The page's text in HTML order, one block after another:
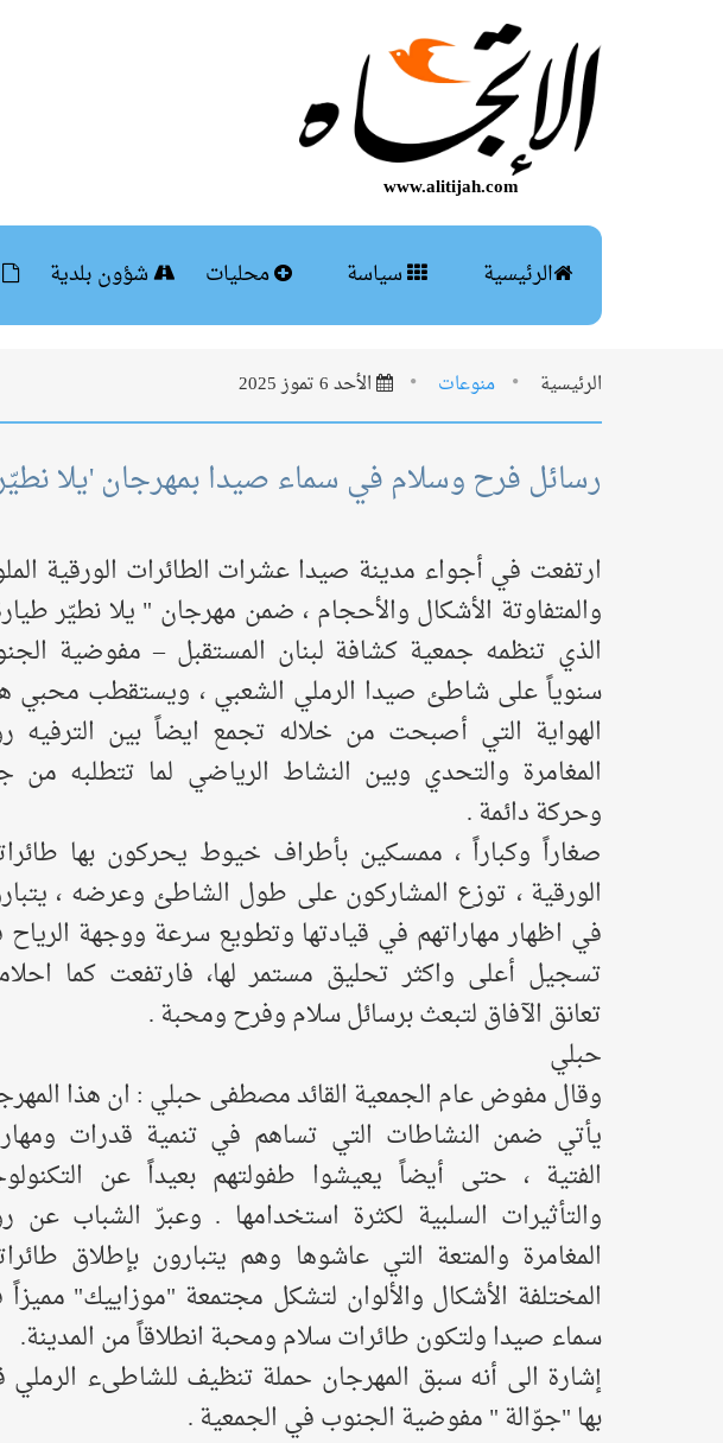
www.alitijah.com
الرئيسية سياسة محليات شؤون بلدية
الرئيسية منوعات الأحد 6 تموز 2025
رسائل فرح وسلام في سماء صيدا بمهرجان 'يلا نطيّر
ارتفعت في أجواء مدينة صيدا عشرات الطائرات الورقية
والمتفاوتة الأشكال والأحجام ، ضمن مهرجان " يلا نطيّر
الذي تنظمه جمعية كشافة لبنان المستقبل – مفوضية
سنوياً على شاطئ صيدا الرملي الشعبي ، ويستقطب محبي
الهواية التي أصبحت من خلاله تجمع ايضاً بين الترفيه
المغامرة والتحدي وبين النشاط الرياضي لما تتطلبه من
وحركة دائمة .
صغاراً وكباراً ، ممسكين بأطراف خيوط يحركون بها
الورقية ، توزع المشاركون على طول الشاطئ وعرضه ،
في اظهار مهاراتهم في قيادتها وتطويع سرعة ووجهة
تسجيل أعلى واكثر تحليق مستمر لها، فارتفعت كما
تعانق الآفاق لتبعث برسائل سلام وفرح ومحبة .
حبلي
وقال مفوض عام الجمعية القائد مصطفى حبلي : ان هذا
يأتي ضمن النشاطات التي تساهم في تنمية قدرات
الفتية ، حتى أيضاً يعيشوا طفولتهم بعيداً عن
والتأثيرات السلبية لكثرة استخدامها . وعبرّ الشباب عن
المغامرة والمتعة التي عاشوها وهم يتبارون بإطلاق
المختلفة الأشكال والألوان لتشكل مجتمعة "موزاييك"
سماء صيدا ولتكون طائرات سلام ومحبة انطلاقاً من المدينة.
إشارة الى أنه سبق المهرجان حملة تنظيف للشاطىء الرملي
بها "جوّالة " مفوضية الجنوب في الجمعية .